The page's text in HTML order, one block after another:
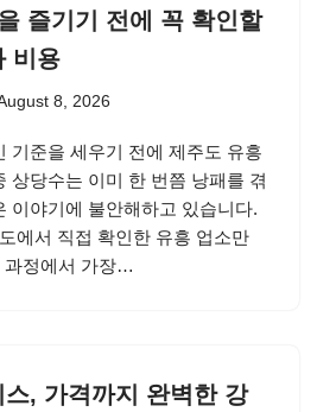
즐기기 전에 꼭 확인할
비용
8, 2026
기준을 세우기 전에 제주도 유흥
상당수는 이미 한 번쯤 낭패를 겪
이야기에 불안해하고 있습니다.
에서 직접 확인한 유흥 업소만
과정에서 가장…
, 가격까지 완벽한 강